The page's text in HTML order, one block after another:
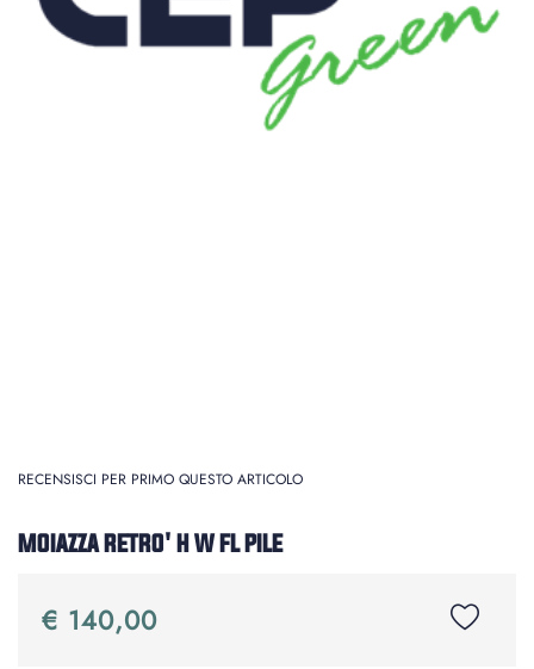
RECENSISCI PER PRIMO QUESTO ARTICOLO
MOIAZZA RETRO' H W FL PILE
€ 140,00